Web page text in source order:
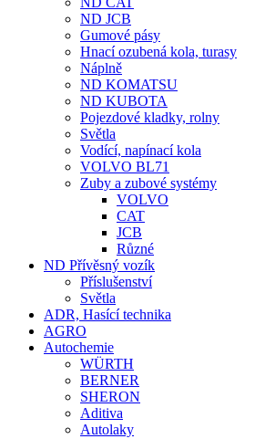
ND JCB
Gumové pásy
Hnací ozubená kola, turasy
Náplně
ND KOMATSU
ND KUBOTA
Pojezdové kladky, rolny
Světla
Vodící, napínací kola
VOLVO BL71
Zuby a zubové systémy
VOLVO
CAT
JCB
Různé
ND Přívěsný vozík
Příslušenství
Světla
ADR, Hasící technika
AGRO
Autochemie
WÜRTH
BERNER
SHERON
Aditiva
Autolaky